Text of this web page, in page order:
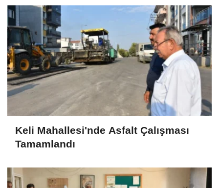
Keli Mahallesi'nde Asfalt Çalışması
Tamamlandı